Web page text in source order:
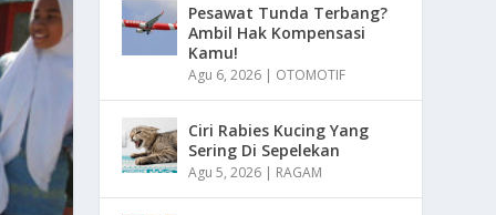
Pesawat Tunda Terbang?
Ambil Hak Kompensasi
Kamu!
Agu 6, 2026 | OTOMOTIF
Ciri Rabies Kucing Yang
Sering Di Sepelekan
Agu 5, 2026 | RAGAM